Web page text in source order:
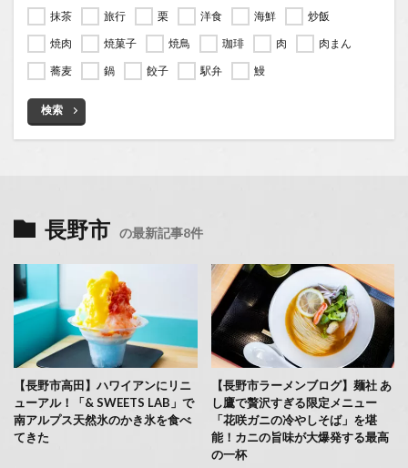
抹茶
旅行 栗 洋食 海鮮
炒飯
焼肉
焼菓子 焼鳥 珈琲 肉
肉まん
蕎麦
鍋 餃子 駅弁 鰻
検索
長野市 の最新記事8件
【長野市高田】ハワイアンにリニ
ューアル！「& SWEETS LAB」で
南アルプス天然氷のかき氷を食べ
てきた
【長野市ラーメンブログ】麺社 あ
し鷹で贅沢すぎる限定メニュー
「花咲ガニの冷やしそば」を堪
能！カニの旨味が大爆発する最高
の一杯